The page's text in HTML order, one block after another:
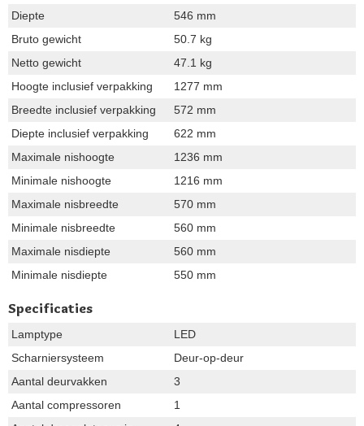
Diepte
546 mm
Bruto gewicht
50.7 kg
Netto gewicht
47.1 kg
Hoogte inclusief verpakking
1277 mm
Breedte inclusief verpakking
572 mm
Diepte inclusief verpakking
622 mm
Maximale nishoogte
1236 mm
Minimale nishoogte
1216 mm
Maximale nisbreedte
570 mm
Minimale nisbreedte
560 mm
Maximale nisdiepte
560 mm
Minimale nisdiepte
550 mm
Specificaties
Lamptype
LED
Scharniersysteem
Deur-op-deur
Aantal deurvakken
3
Aantal compressoren
1